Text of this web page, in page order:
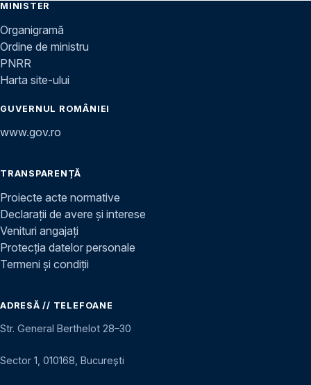
MINISTER
Organigramă
Ordine de ministru
PNRR
Harta site-ului
GUVERNUL ROMÂNIEI
www.gov.ro
TRANSPARENȚĂ
Proiecte acte normative
Declarații de avere și interese
Venituri angajați
Protecția datelor personale
Termeni și condiții
ADRESĂ // TELEFOANE
Str. General Berthelot 28–30
Sector 1, 010168, București